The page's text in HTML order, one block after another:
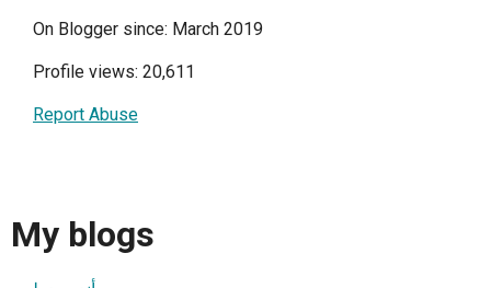
On Blogger since: March 2019
Profile views: 20,611
Report Abuse
My blogs